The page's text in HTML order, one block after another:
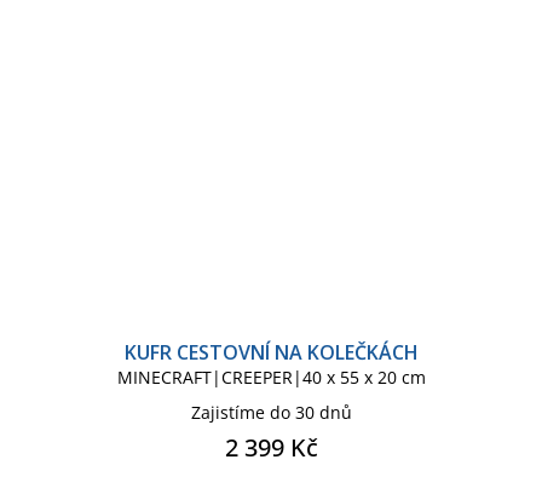
KUFR CESTOVNÍ NA KOLEČKÁCH
MINECRAFT|CREEPER|40 x 55 x 20 cm
Zajistíme do 30 dnů
2 399 Kč